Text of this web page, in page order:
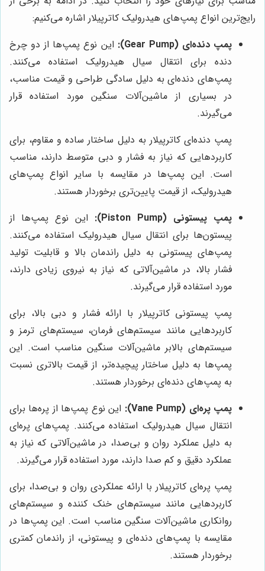
رایج‌ترین انواع پمپ‌های هیدرولیک کاترپیلار اشاره می‌کنیم:
پمپ دنده‌ای (Gear Pump):
این نوع پمپ‌ها از دو چرخ
دنده برای انتقال سیال هیدرولیک استفاده می‌کنند.
پمپ‌های دنده‌ای به دلیل سادگی طراحی و قیمت مناسب،
در بسیاری از ماشین‌آلات سنگین مورد استفاده قرار
می‌گیرند.
پمپ دنده‌ای کاترپیلار به دلیل ساختار ساده و مقاوم، برای
کاربردهایی که نیاز به فشار و دبی متوسط دارند، مناسب
است. این پمپ‌ها در مقایسه با سایر انواع پمپ‌های
هیدرولیک، از قیمت پایین‌تری برخوردار هستند.
پمپ پیستونی (Piston Pump):
این نوع پمپ‌ها از
پیستون‌ها برای انتقال سیال هیدرولیک استفاده می‌کنند.
پمپ‌های پیستونی به دلیل راندمان بالا و قابلیت تولید
فشار بالا، در ماشین‌آلاتی که نیاز به نیروی زیادی دارند،
مورد استفاده قرار می‌گیرند.
پمپ پیستونی کاترپیلار با ارائه فشار و دبی بالا، برای
کاربردهایی مانند سیستم‌های فرمان، سیستم‌های ترمز و
سیستم‌های بالابر ماشین‌آلات سنگین مناسب است. این
پمپ‌ها به دلیل ساختار پیچیده‌تر، از قیمت بالاتری نسبت
به پمپ‌های دنده‌ای برخوردار هستند.
پمپ پره‌ای (Vane Pump):
این نوع پمپ‌ها از پره‌ها برای
انتقال سیال هیدرولیک استفاده می‌کنند. پمپ‌های پره‌ای
به دلیل عملکرد روان و بی‌صدا، در ماشین‌آلاتی که نیاز به
عملکرد دقیق و کم صدا دارند، مورد استفاده قرار می‌گیرند.
پمپ پره‌ای کاترپیلار با ارائه عملکردی روان و بی‌صدا، برای
کاربردهایی مانند سیستم‌های خنک کننده و سیستم‌های
روانکاری ماشین‌آلات سنگین مناسب است. این پمپ‌ها در
مقایسه با پمپ‌های دنده‌ای و پیستونی، از راندمان کمتری
برخوردار هستند.